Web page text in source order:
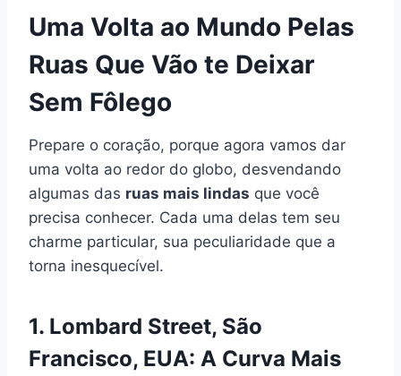
Uma Volta ao Mundo Pelas
Ruas Que Vão te Deixar
Sem Fôlego
Prepare o coração, porque agora vamos dar
uma volta ao redor do globo, desvendando
algumas das ruas mais lindas que você
precisa conhecer. Cada uma delas tem seu
charme particular, sua peculiaridade que a
torna inesquecível.
1. Lombard Street, São
Francisco, EUA: A Curva Mais